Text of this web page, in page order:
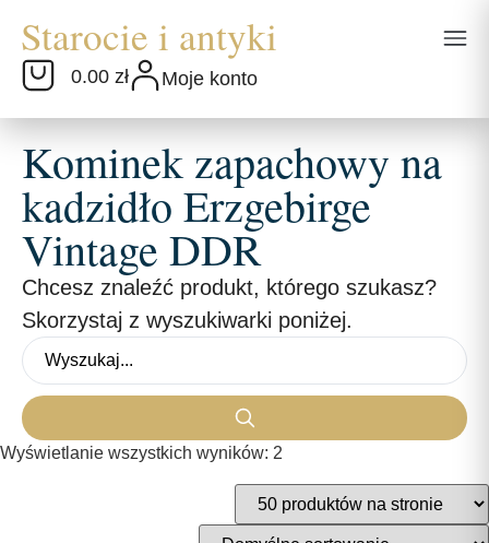
0.00 zł Moje konto
Kominek zapachowy na
kadzidło Erzgebirge
Vintage DDR
Chcesz znaleźć produkt, którego szukasz?
Skorzystaj z wyszukiwarki poniżej.
Wyświetlanie wszystkich wyników: 2